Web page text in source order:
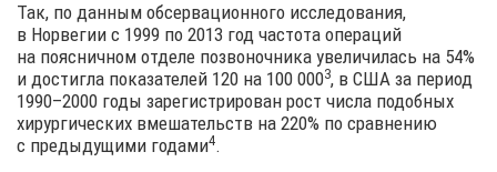
Так, по данным обсервационного исследования,
в Норвегии с 1999 по 2013 год частота операций
на поясничном отделе позвоночника увеличилась на 54%
и достигла показателей 120 на 100 0003, в США за период
1990–2000 годы зарегистрирован рост числа подобных
хирургических вмешательств на 220% по сравнению
с предыдущими годами4.